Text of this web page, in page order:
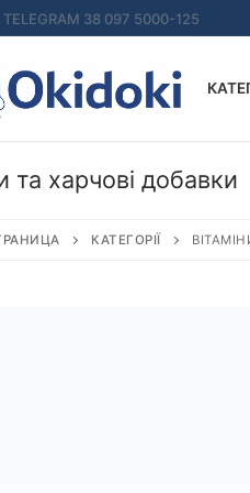
TELEGRAM 38 097 5000-125
та харчові добавки
КАТЕГОРІЇ